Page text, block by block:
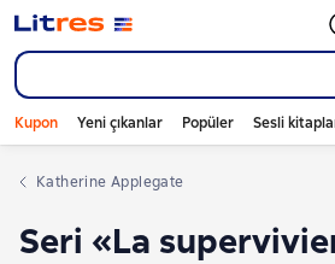
Kupon Yeni çıkanlar Popüler Sesli
Katherine Applegate
Seri «La